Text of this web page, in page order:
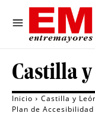
Castilla
Inicio Castilla y
Plan de Accesibilidad